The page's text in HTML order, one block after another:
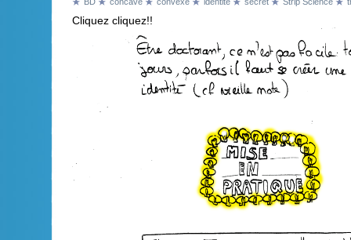
Cliquez cliquez!!